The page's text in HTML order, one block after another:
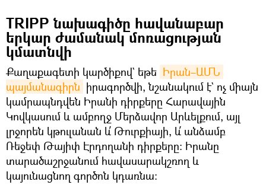
TRIPP նախագիծը հավանաբար
երկար ժամանակ մոռացության
կմատնվի
Քաղաքագետի կարծիքով` եթե Իրան–ԱՄՆ
պայմանագիրն իրագործվի, նշանակում է` ոչ միայն
կամրապնդվեն Իրանի դիրքերը Հարավային
Կովկասում և ամբողջ Մերձավոր Արևելքում, այլ
լրջորեն կթուլանան և՛ Թուրքիայի, և՛ անձամբ
Ռեջեփ Թայիփ Էրդողանի դիրքերը։ Իրանը
տարածաշրջանում հավասարակշռող և
կայունացնող գործոն կդառնա։